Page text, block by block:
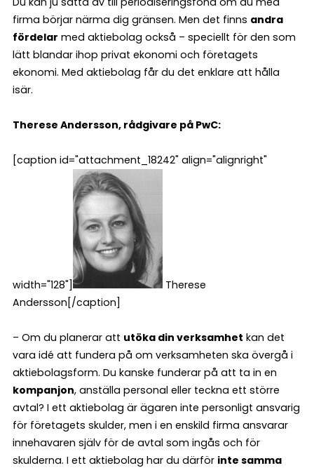
firma börjar närma dig gränsen. Men det finns andra
fördelar med aktiebolag också – speciellt för den som
lätt blandar ihop privat ekonomi och företagets
ekonomi. Med aktiebolag får du det enklare att hålla
isär.
Therese Andersson, rådgivare på PwC:
[caption id="attachment_18242" align="alignright"
width="128"]
Therese
Andersson[/caption]
– Om du planerar att utöka din verksamhet kan det
vara idé att fundera på om verksamheten ska övergå i
aktiebolagsform. Du kanske funderar på att ta in en
kompanjon, anställa personal eller teckna ett större
avtal? I ett aktiebolag är ägaren inte personligt ansvarig
för företagets skulder, men i en enskild firma ansvarar
innehavaren själv för de avtal som ingås och för
skulderna. I ett aktiebolag har du därför inte samma